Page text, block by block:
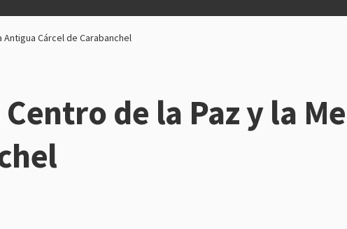
Antigua Cárcel de Carabanchel
de la Paz y la